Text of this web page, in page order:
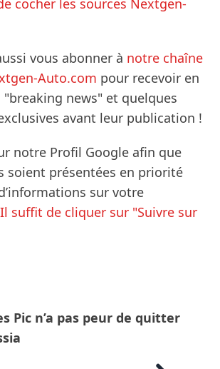
cocher les sources Nextgen-
vous abonner à notre chaîne
Auto.com pour recevoir en
news" et quelques
avant leur publication !
notre Profil Google afin que
soient présentées en priorité
sur votre
Il suffit de cliquer sur "Suivre sur
Pic n’a pas peur de quitter